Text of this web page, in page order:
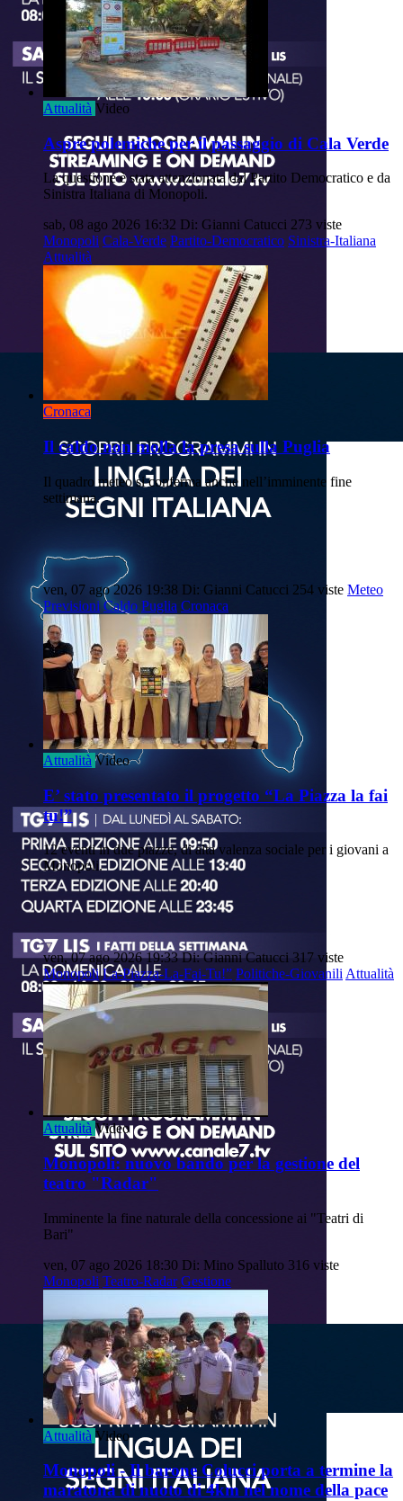
Attualità Video
Aspre polemiche per il passaggio di Cala Verde
La questione è stata attenzionata dal Partito Democratico e da
Sinistra Italiana di Monopoli.
sab, 08 ago 2026 16:32 Di: Gianni Catucci 273 viste
Monopoli Cala-Verde Partito-Democratico Sinistra-Italiana
Attualità
Cronaca
Il caldo non molla la presa sulla Puglia
Il quadro meteo si conferma anche nell’imminente fine
settimana.
ven, 07 ago 2026 19:38 Di: Gianni Catucci 254 viste Meteo
Previsioni Caldo Puglia Cronaca
Attualità Video
E’ stato presentato il progetto “La Piazza la fai
tu!”
12 eventi in due piazze, di alta valenza sociale per i giovani a
Monopoli.
ven, 07 ago 2026 19:33 Di: Gianni Catucci 317 viste
Monopoli La-Piazza-La-Fai-Tu!” Politiche-Giovanili Attualità
Attualità Video
Monopoli: nuovo bando per la gestione del
teatro "Radar"
Imminente la fine naturale della concessione ai "Teatri di
Bari"
ven, 07 ago 2026 18:30 Di: Mino Spalluto 316 viste
Monopoli Teatro-Radar Gestione
Attualità Video
Monopoli - Il barone Colucci porta a termine la
maratona di nuoto di 4km nel nome della pace